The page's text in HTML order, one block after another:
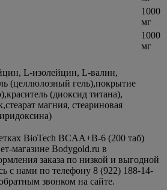
1000
мг
1000
мг
L-изолейцин, L-валин,
(целлюлозный гель),покрытие
(диоксид титана),
магния, стеариновая
BioTech BCAA+B-6 (200 таб)
магазине Bodygold.ru в
заказа по низкой и выгодной
с нами по телефону 8 (922) 188-14-
звонком на сайте.